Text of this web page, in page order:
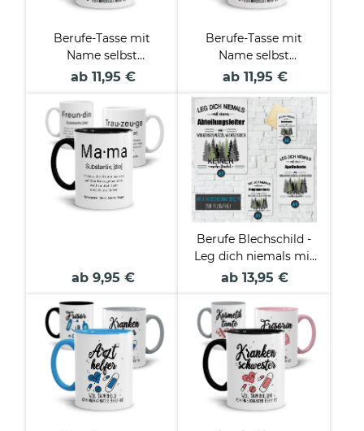
Berufe-Tasse mit
Name selbst
gestalten - Männlich
ab 11,95 €
Berufe-Tasse mit
Name selbst
gestalten - Weiblich
ab 11,95 €
ab 9,95 €
Berufe Blechschild -
Leg dich niemals mit
einer/einem - Beruf -
ab 13,95 €